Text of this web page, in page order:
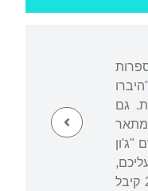
גם
פורסם בשנית בשם "ג'ון
ליצירת שלום עליכם,
וב-2012 ערך את האנתולוגיה "אמריקה – העולם החדש ביידיש ובעברית". בשנים 2016–2019 ערך את כתב העת "מאזנַים". ב-2012 קיבל